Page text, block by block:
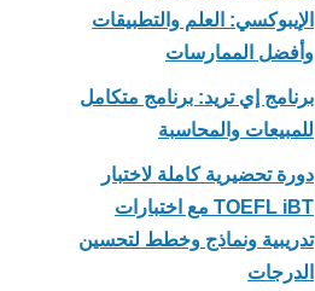
الإيبوكسي: العلم والتطبيقات
وأفضل الممارسات
برنامج إي تريد: برنامج متكامل
للمبيعات والمحاسبة
دورة تحضيرية كاملة لاختبار
TOEFL iBT مع اختبارات
تدريبية ونماذج وخطط لتحسين
الدرجات